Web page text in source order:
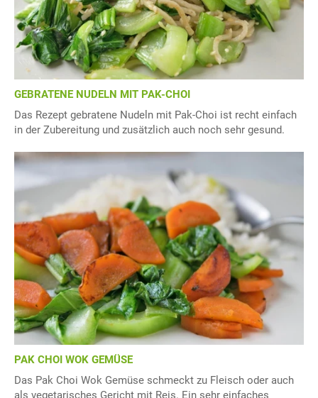
GEBRATENE NUDELN MIT PAK-CHOI
Das Rezept gebratene Nudeln mit Pak-Choi ist recht einfach
in der Zubereitung und zusätzlich auch noch sehr gesund.
PAK CHOI WOK GEMÜSE
Das Pak Choi Wok Gemüse schmeckt zu Fleisch oder auch
als vegetarisches Gericht mit Reis. Ein sehr einfaches